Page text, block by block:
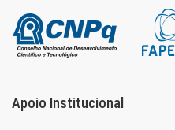
Apoio Institucional